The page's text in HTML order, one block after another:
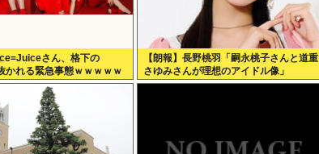
さん、格下の
かれる緊急事態ｗｗｗｗｗ
ｗ
【朗報】長野桃羽「嗣永桃子さんと道重
さゆみさんが理想のアイドル像」